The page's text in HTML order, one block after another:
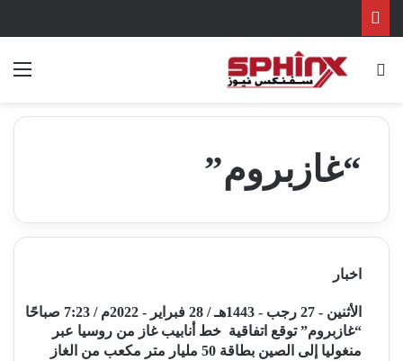
بحث عن
“غازبروم”
اخبار
الأثنين - 27 رجب - 1443هـ / 28 فبراير - 2022م / 7:23 صباحًا
“غازبروم” توقع اتفاقية خط أنابيب غاز من روسيا عبر
منغوليا إلى الصين بطاقة 50 مليار متر مكعب من الغاز